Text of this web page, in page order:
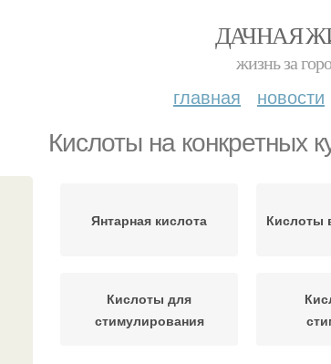
ДАЧНАЯ
жизнь за
главная новости
Кислоты на конкретных
Янтарная кислота Кислоты
Кислоты для
стимулирования